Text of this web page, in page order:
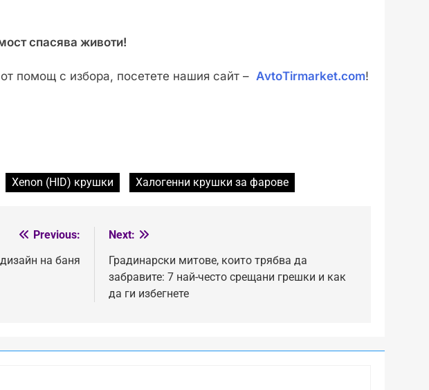
спасява животи!
помощ с избора, посетете нашия сайт – АvtoТirmarket.com!
Xenon (HID) крушки Халогенни крушки за фарове
Previous:
на баня
Next:
Градинарски митове, които трябва да
забравите: 7 най-често срещани грешки и как
да ги избегнете